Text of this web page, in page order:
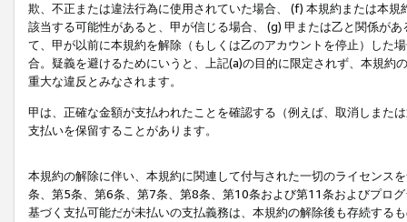
欺、不正または違法行為に使用されていた場合、 (f) 本規約または本
該当する可能性があると、甲が信じる場合、 (g) 甲または乙と関係が
て、甲が以前に本規約を解除（もしくは乙のアカウントを停止）した
合。疑義を避けるためにいうと、上記(a)の目的に限定されず、本規
重大な違反とみなされます。
甲は、正確な金額が支払われたことを確認する（例えば、取消しまた
支払いを保留することがあります。
本規約の解除に伴い、本規約に関連して付与された一切のライセンス
条、第5条、第6条、第7条、第8条、第10条および第11条およびプロ
基づく支払可能だが未払いの支払義務は、本規約の解除後も存続する